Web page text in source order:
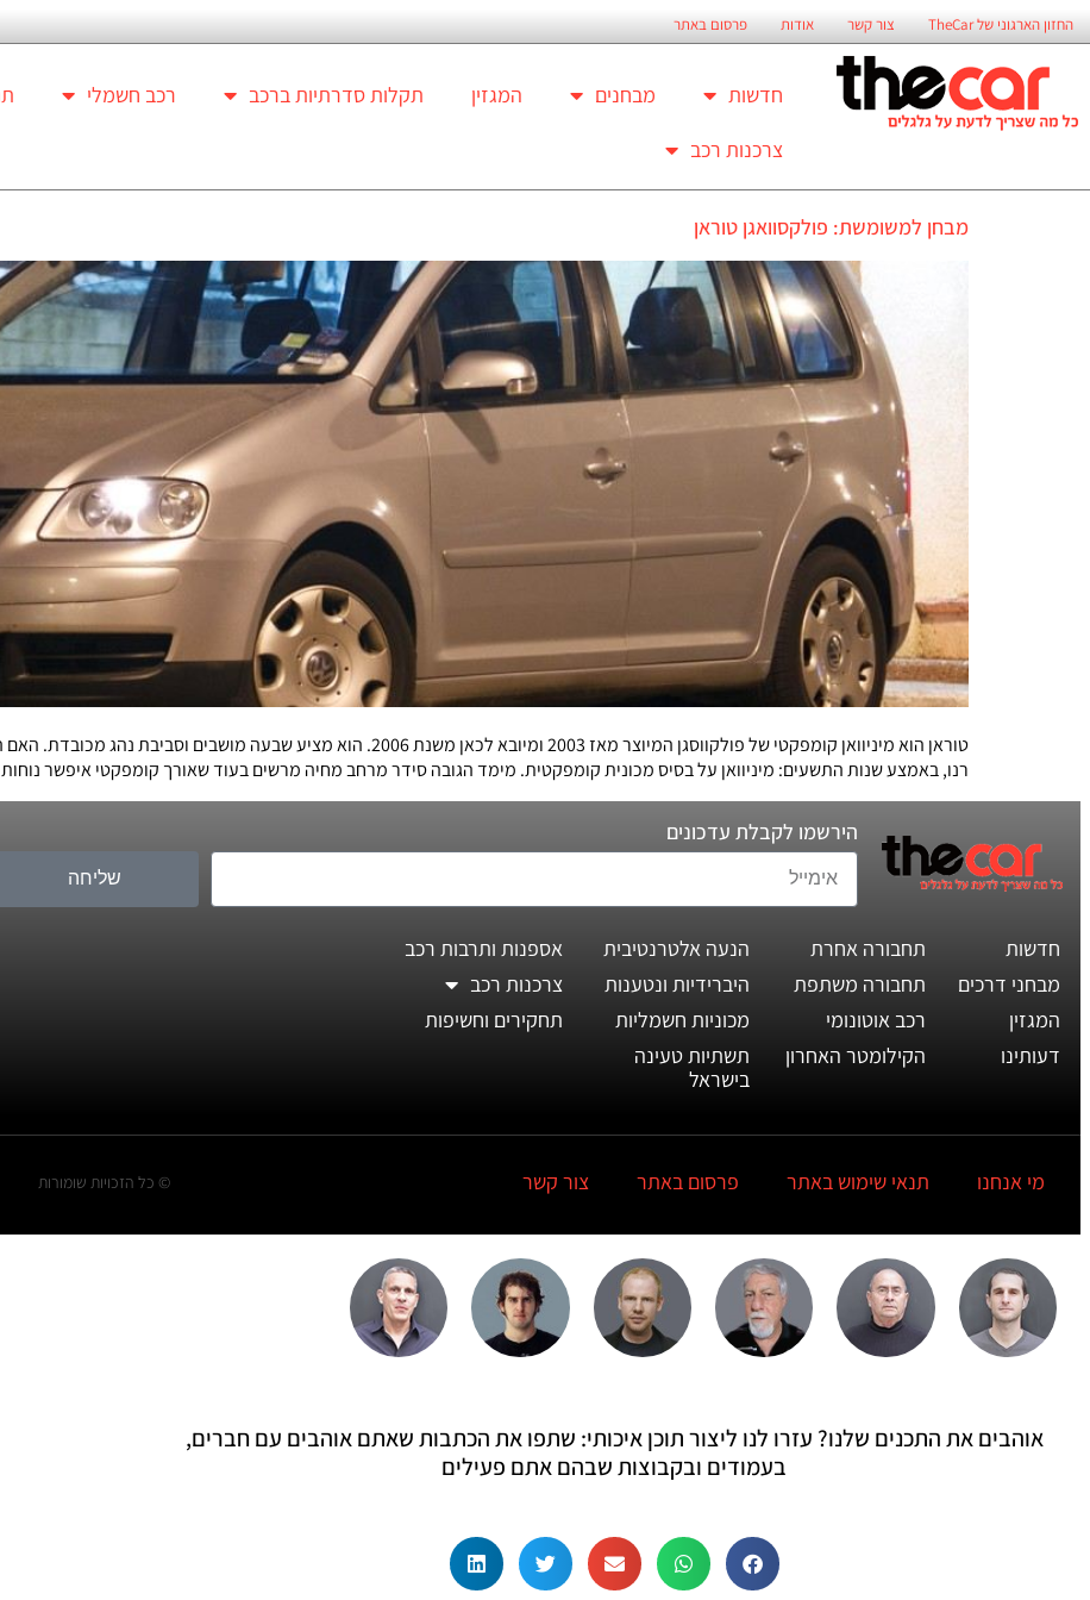
החזון הארגוני של TheCar צור קשר אודות פרסום באתר
חדשות מבחנים המגזין תקלות סדרתיות ברכב רכב חשמלי
צרכנות רכב
מבחן למשומשת: פולקסוואגן טוראן
טוראן הוא מיניוואן קומפקטי של פולקווסגן המיוצר מאז 2003 ומיובא לכאן משנת 2006.
רנו, באמצע שנות התשעים: מיניוואן על בסיס מכונית קומפקטית. מימד הגובה סידר מרחב מחיה מרשים בעוד שאורך קומפקטי איפשר
הירשמו לקבלת עדכונים
שליחה
חדשות
מבחני דרכים
המגזין
דעותינו
תחבורה אחרת
תחבורה משתפת
רכב אוטונומי
הקילומטר האחרון
הנעה אלטרנטיבית
היברידיות ונטענות
מכוניות חשמליות
תשתיות טעינה
בישראל
אספנות ותרבות רכב
צרכנות רכב
תחקירים וחשיפות
מי אנחנו תנאי שימוש באתר פרסום באתר צור קשר © כל הזכויות שומורות
אוהבים את התכנים שלנו? עזרו לנו ליצור תוכן איכותי: שתפו את הכתבות שאתם אוהבים עם חברים,
בעמודים ובקבוצות שבהם אתם פעילים